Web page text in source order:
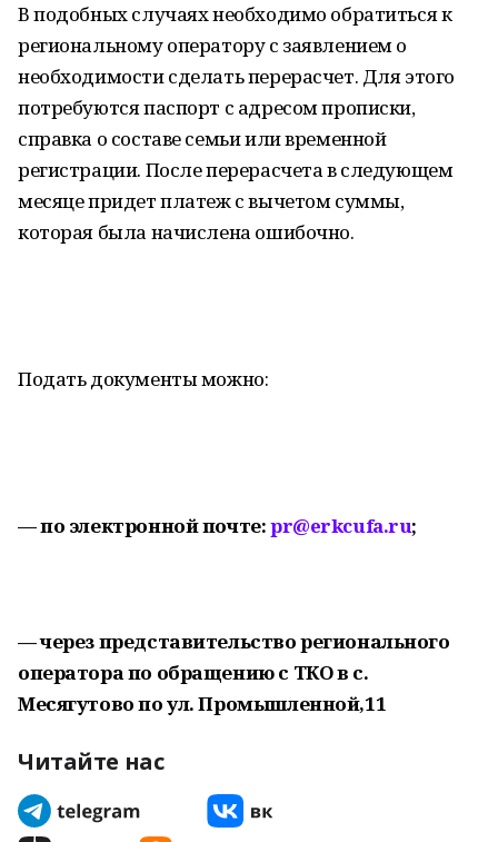
В подобных случаях необходимо обратиться к
региональному оператору с заявлением о
необходимости сделать перерасчет. Для этого
потребуются паспорт c адресом прописки,
справка о составе семьи или временной
регистрации. После перерасчета в следующем
месяце придет платеж с вычетом суммы,
которая была начислена ошибочно.
Подать документы можно:
— по электронной почте:pr@erkcufa.ru;
— через представительство регионального
оператора по обращению с ТКО в с.
Месягутово по ул. Промышленной,11
Читайте нас